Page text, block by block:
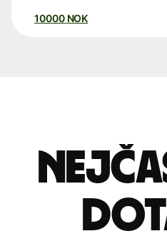
10000 NOK